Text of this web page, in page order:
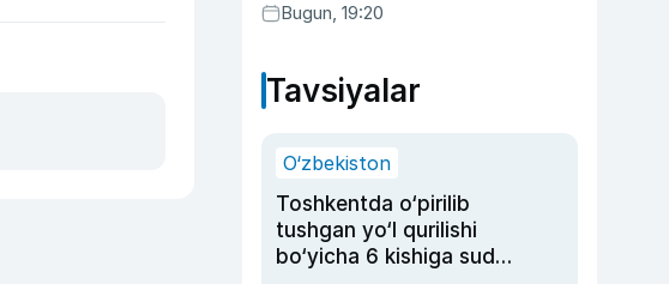
Bugun, 19:20
Tavsiyalar
O‘zbekiston
Toshkentda o‘pirilib
tushgan yo‘l qurilishi
bo‘yicha 6 kishiga sud